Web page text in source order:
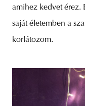
amihez kedvet érez.
saját életemben a
korlátozom.